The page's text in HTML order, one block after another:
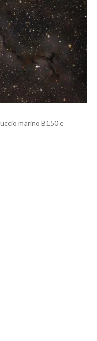
marino B150 e